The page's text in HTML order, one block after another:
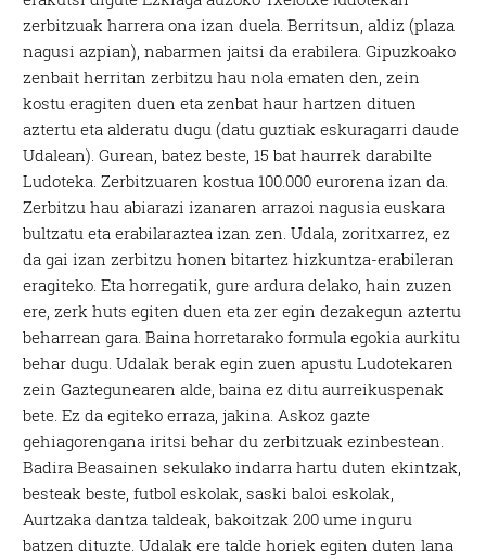
zerbitzuak harrera ona izan duela. Berritsun, aldiz (plaza
nagusi azpian), nabarmen jaitsi da erabilera. Gipuzkoako
zenbait herritan zerbitzu hau nola ematen den, zein
kostu eragiten duen eta zenbat haur hartzen dituen
aztertu eta alderatu dugu (datu guztiak eskuragarri daude
Udalean). Gurean, batez beste, 15 bat haurrek darabilte
Ludoteka. Zerbitzuaren kostua 100.000 eurorena izan da.
Zerbitzu hau abiarazi izanaren arrazoi nagusia euskara
bultzatu eta erabilaraztea izan zen. Udala, zoritxarrez, ez
da gai izan zerbitzu honen bitartez hizkuntza-erabileran
eragiteko. Eta horregatik, gure ardura delako, hain zuzen
ere, zerk huts egiten duen eta zer egin dezakegun aztertu
beharrean gara. Baina horretarako formula egokia aurkitu
behar dugu. Udalak berak egin zuen apustu Ludotekaren
zein Gaztegunearen alde, baina ez ditu aurreikuspenak
bete. Ez da egiteko erraza, jakina. Askoz gazte
gehiagorengana iritsi behar du zerbitzuak ezinbestean.
Badira Beasainen sekulako indarra hartu duten ekintzak,
besteak beste, futbol eskolak, saski baloi eskolak,
Aurtzaka dantza taldeak, bakoitzak 200 ume inguru
batzen dituzte. Udalak ere talde horiek egiten duten lana